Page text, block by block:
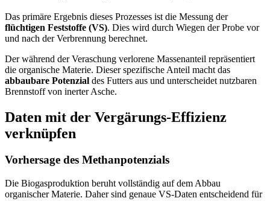
Das primäre Ergebnis dieses Prozesses ist die Messung der
flüchtigen Feststoffe (VS). Dies wird durch Wiegen der Probe vor
und nach der Verbrennung berechnet.
Der während der Veraschung verlorene Massenanteil repräsentiert
die organische Materie. Dieser spezifische Anteil macht das
abbaubare Potenzial des Futters aus und unterscheidet nutzbaren
Brennstoff von inerter Asche.
Daten mit der Vergärungs-Effizienz
verknüpfen
Vorhersage des Methanpotenzials
Die Biogasproduktion beruht vollständig auf dem Abbau
organischer Materie. Daher sind genaue VS-Daten entscheidend für